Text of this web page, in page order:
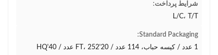
شرایط پرداخت:
L/C، T/T
Standard Packaging:
1 عدد / کیسه حباب، 114 عدد / 20'FT، 252 عدد / 40'HQ